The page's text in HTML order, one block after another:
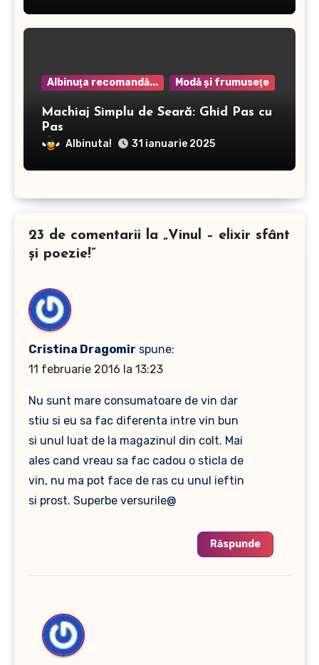
Albinuţa recomandă... Modă şi frumuseţe
Machiaj Simplu de Seară: Ghid Pas cu
Pas
Albinuta! 31 ianuarie 2025
23 de comentarii la „Vinul – elixir sfânt
şi poezie!”
Cristina Dragomir spune:
11 februarie 2016 la 13:23
Nu sunt mare consumatoare de vin dar
stiu si eu sa fac diferenta intre vin bun
si unul luat de la magazinul din colt. Mai
ales cand vreau sa fac cadou o sticla de
vin, nu ma pot face de ras cu unul ieftin
si prost. Superbe versurile@
Răspunde